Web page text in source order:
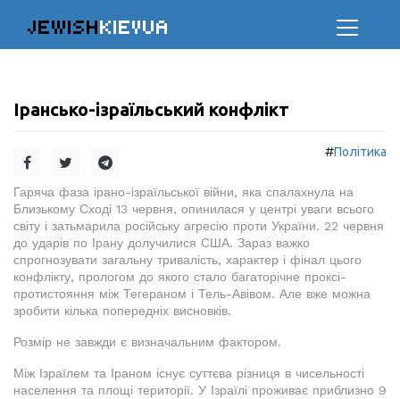
JEWISHKIEVUA
Ірансько-ізраїльський конфлікт
#Політика
Гаряча фаза ірано-ізраїльської війни, яка спалахнула на
Близькому Сході 13 червня, опинилася у центрі уваги всього
світу і затьмарила російську агресію проти України. 22 червня
до ударів по Ірану долучилися США. Зараз важко
спрогнозувати загальну тривалість, характер і фінал цього
конфлікту, прологом до якого стало багаторічне проксі-
протистояння між Тегераном і Тель-Авівом. Але вже можна
зробити кілька попередніх висновків.
Розмір не завжди є визначальним фактором.
Між Ізраїлем та Іраном існує суттєва різниця в чисельності
населення та площі території. У Ізраїлі проживає приблизно 9